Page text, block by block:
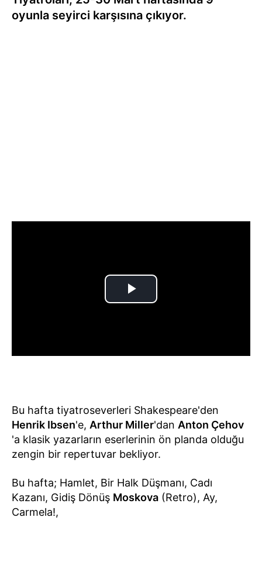
oyunla seyirci karşısına çıkıyor.
Bu hafta tiyatroseverleri Shakespeare'den
Henrik Ibsen'e, Arthur Miller'dan Anton Çehov
'a klasik yazarların eserlerinin ön planda olduğu
zengin bir repertuvar bekliyor.
Bu hafta; Hamlet, Bir Halk Düşmanı, Cadı
Kazanı, Gidiş Dönüş Moskova (Retro), Ay,
Carmela!,